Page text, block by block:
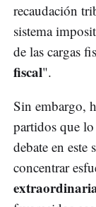
recaudación
sistema
de las cargas
fiscal".
Sin embargo,
partidos que
debate en este
concentrar